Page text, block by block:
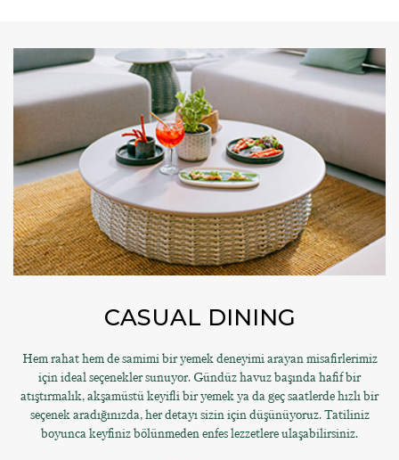
CASUAL DINING
Hem rahat hem de samimi bir yemek deneyimi arayan misafirlerimiz
için ideal seçenekler sunuyor. Gündüz havuz başında hafif bir
atıştırmalık, akşamüstü keyifli bir yemek ya da geç saatlerde hızlı bir
seçenek aradığınızda, her detayı sizin için düşünüyoruz. Tatiliniz
boyunca keyfiniz bölünmeden enfes lezzetlere ulaşabilirsiniz.